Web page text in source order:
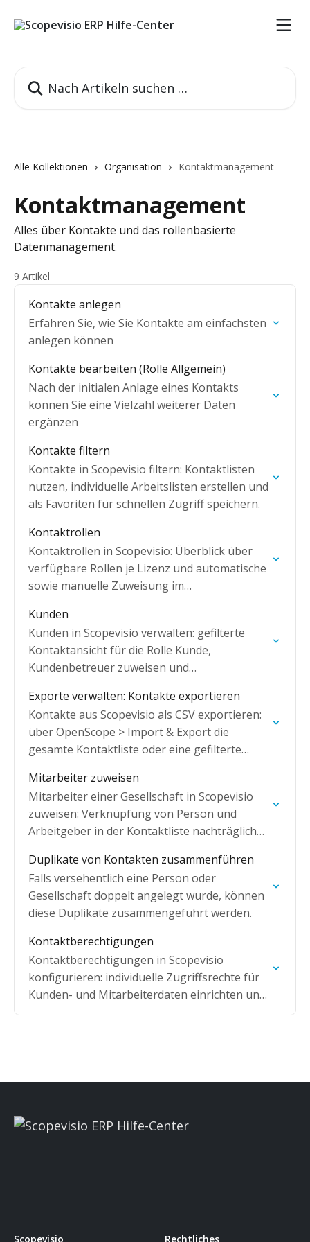
Alle Kollektionen Organisation Kontaktmanagement
Kontaktmanagement
Alles über Kontakte und das rollenbasierte
Datenmanagement.
9 Artikel
Kontakte anlegen
Erfahren Sie, wie Sie Kontakte am einfachsten
anlegen können
Kontakte bearbeiten (Rolle Allgemein)
Nach der initialen Anlage eines Kontakts
können Sie eine Vielzahl weiterer Daten
ergänzen
Kontakte filtern
Kontakte in Scopevisio filtern: Kontaktlisten
nutzen, individuelle Arbeitslisten erstellen und
als Favoriten für schnellen Zugriff speichern.
Kontaktrollen
Kontaktrollen in Scopevisio: Überblick über
verfügbare Rollen je Lizenz und automatische
sowie manuelle Zuweisung im
Kunden
Kunden in Scopevisio verwalten: gefilterte
Kontaktansicht für die Rolle Kunde,
Kundenbetreuer zuweisen und
Exporte verwalten: Kontakte exportieren
Kontakte aus Scopevisio als CSV exportieren:
über OpenScope > Import & Export die
gesamte Kontaktliste oder eine gefilterte
Mitarbeiter zuweisen
Mitarbeiter einer Gesellschaft in Scopevisio
zuweisen: Verknüpfung von Person und
Arbeitgeber in der Kontaktliste nachträglich
gleichzeitig zuordnen.
Duplikate von Kontakten zusammenführen
Falls versehentlich eine Person oder
Gesellschaft doppelt angelegt wurde, können
diese Duplikate zusammengeführt werden.
Kontaktberechtigungen
Kontaktberechtigungen in Scopevisio
konfigurieren: individuelle Zugriffsrechte für
Kunden- und Mitarbeiterdaten einrichten und
Berechtigungsspalte in der Kontaktliste
Scopevisio Rechtliches